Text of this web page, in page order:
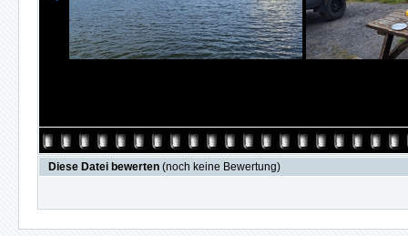
Diese Datei bewerten (noch keine Bewertung)